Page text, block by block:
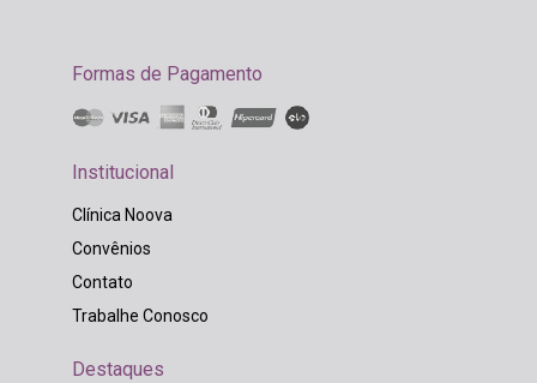
Formas de Pagamento
Institucional
Clínica Noova
Convênios
Contato
Trabalhe Conosco
Destaques